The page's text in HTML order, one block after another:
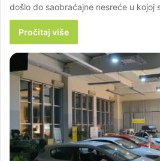
došlo do saobraćajne nesreće u kojoj
Pročitaj više